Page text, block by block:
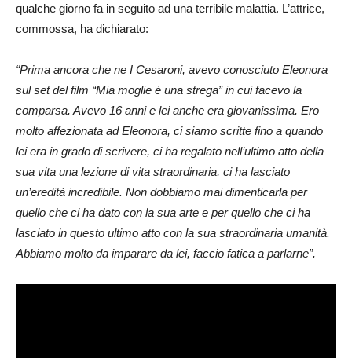
qualche giorno fa in seguito ad una terribile malattia. L’attrice,
commossa, ha dichiarato:
“Prima ancora che ne I Cesaroni, avevo conosciuto Eleonora
sul set del film “Mia moglie è una strega” in cui facevo la
comparsa. Avevo 16 anni e lei anche era giovanissima. Ero
molto affezionata ad Eleonora, ci siamo scritte fino a quando
lei era in grado di scrivere, ci ha regalato nell’ultimo atto della
sua vita una lezione di vita straordinaria, ci ha lasciato
un’eredità incredibile. Non dobbiamo mai dimenticarla per
quello che ci ha dato con la sua arte e per quello che ci ha
lasciato in questo ultimo atto con la sua straordinaria umanità.
Abbiamo molto da imparare da lei, faccio fatica a parlarne”.